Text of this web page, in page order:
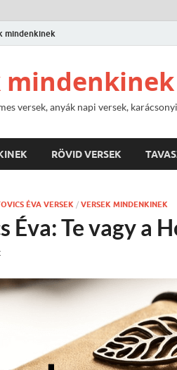
mindenkinek
mindenkinek
versek, anyák napi versek,
RÖVID VERSEK
ÉVA VERSEK / VERSEK MINDENKINEK
Éva: Te vagy a